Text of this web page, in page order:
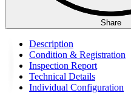
Share
Description
Condition & Registration
Inspection Report
Technical Details
Individual Configuration